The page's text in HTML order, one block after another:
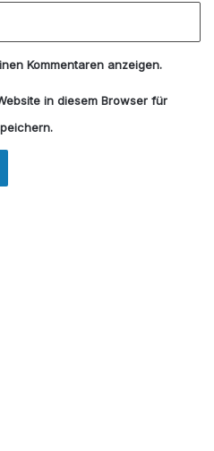
Kommentaren anzeigen.
in diesem Browser für